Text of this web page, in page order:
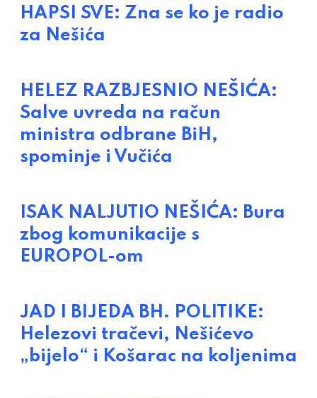
HAPSI SVE: Zna se ko je radio
za Nešića
HELEZ RAZBJESNIO NEŠIĆA:
Salve uvreda na račun
ministra odbrane BiH,
spominje i Vučića
ISAK NALJUTIO NEŠIĆA: Bura
zbog komunikacije s
EUROPOL-om
JAD I BIJEDA BH. POLITIKE:
Helezovi tračevi, Nešićevo
„bijelo“ i Košarac na koljenima